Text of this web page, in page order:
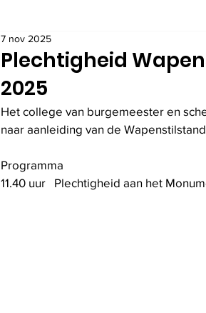
Plechtigheid
2025
7 nov 2025
Het college van burgemeester en
naar aanleiding van de
Programma
11.40 uur   Plechtigheid aan het